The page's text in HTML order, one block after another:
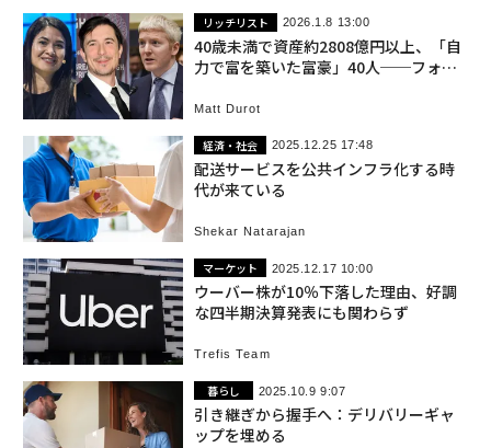
リッチリスト 2026.1.8 13:00
40歳未満で資産約2808億円以上、「自
力で富を築いた富豪」40人──フォー
Matt Durot
経済・社会 2025.12.25 17:48
配送サービスを公共インフラ化する時
代が来ている
Shekar Natarajan
マーケット 2025.12.17 10:00
ウーバー株が10％下落した理由、好調
な四半期決算発表にも関わらず
Trefis Team
暮らし 2025.10.9 9:07
引き継ぎから握手へ：デリバリーギャ
ップを埋める